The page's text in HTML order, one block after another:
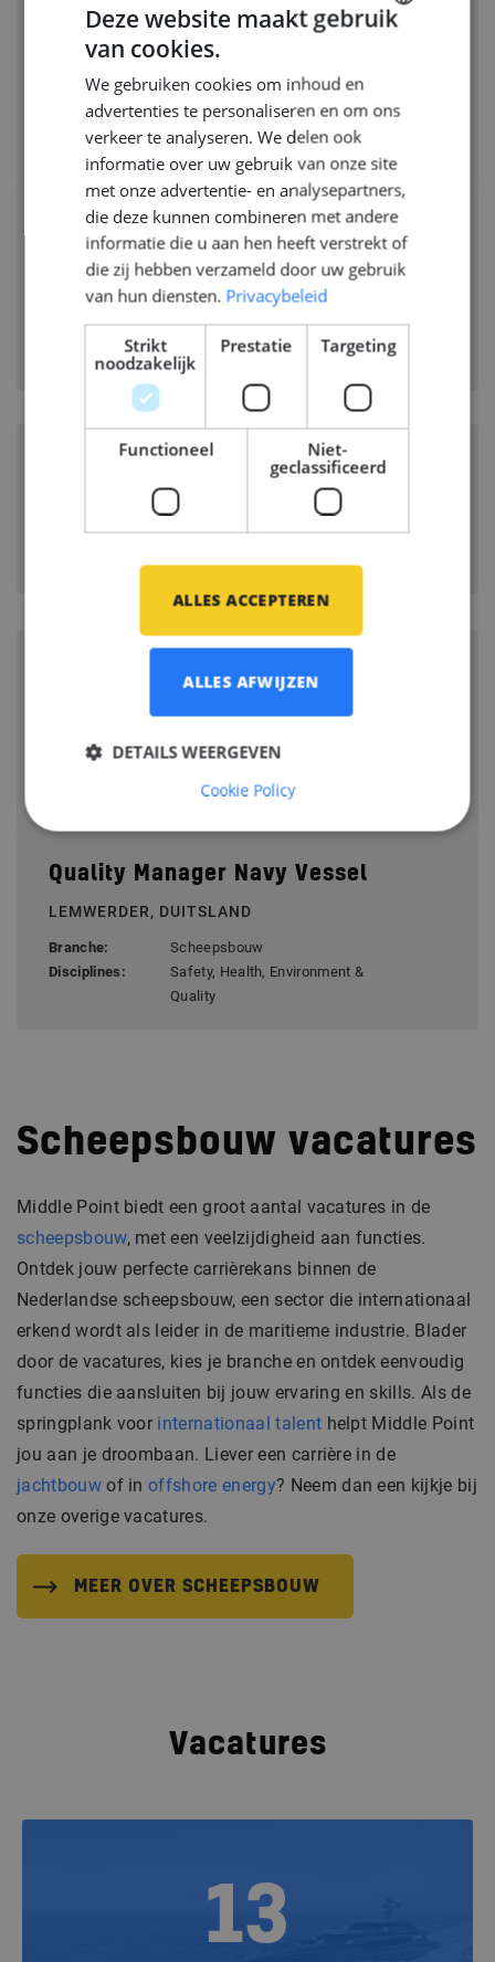
Electrical Systems Integration
Manager
LEMWERDER, DUITSLAND
Scheepsbouw
Electrical
Senior Marine Electrical Systems
Engineer
LEMWERDER, DUITSLAND
Disciplines:
Electrical
Manager System Integrator
RIJSWIJK ZH, NEDERLAND
Branche:
Scheepsbouw
HAMBURG, DUITSLAND
HVAC
Quality Manager Navy Vessel
LEMWERDER, DUITSLAND
Branche:
Scheepsbouw
Disciplines:
Safety, Health, Environment &
Quality
Scheepsbouw vacatures
Middle Point biedt een groot aantal vacatures in de
scheepsbouw, met een veelzijdigheid aan functies.
Ontdek jouw perfecte carrièrekans binnen de
Nederlandse scheepsbouw, een sector die internationaal
erkend wordt als leider in de maritieme industrie. Blader
door de vacatures, kies je branche en ontdek eenvoudig
functies die aansluiten bij jouw ervaring en skills. Als de
springplank voor internationaal talent helpt Middle Point
jou aan je droombaan. Liever een carrière in de
jachtbouwof inoffshore energy? Neem dan een kijkje bij
onze overige vacatures.
MEER OVER SCHEEPSBOUW
Vacatures
13
Deze website maakt gebruik
van cookies.
We gebruiken cookies om inhoud en
advertenties te personaliseren en om ons
verkeer te analyseren. We delen ook
informatie over uw gebruik van onze site
met onze advertentie- en analysepartners,
die deze kunnen combineren met andere
informatie die u aan hen heeft verstrekt of
die zij hebben verzameld door uw gebruik
van hun diensten. Privacybeleid
Strikt
noodzakelijk
Prestatie Targeting
Functioneel
Niet-
geclassificeerd
ALLES ACCEPTEREN
ALLES AFWIJZEN
DETAILS WEERGEVEN
Cookie Policy